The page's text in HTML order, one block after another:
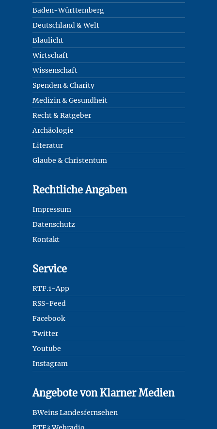
Baden-Württemberg
Deutschland & Welt
Blaulicht
Wirtschaft
Wissenschaft
Spenden & Charity
Medizin & Gesundheit
Recht & Ratgeber
Archäologie
Literatur
Glaube & Christentum
Rechtliche Angaben
Impressum
Datenschutz
Kontakt
Service
RTF.1-App
RSS-Feed
Facebook
Twitter
Youtube
Instagram
Angebote von Klarner Medien
BWeins Landesfernsehen